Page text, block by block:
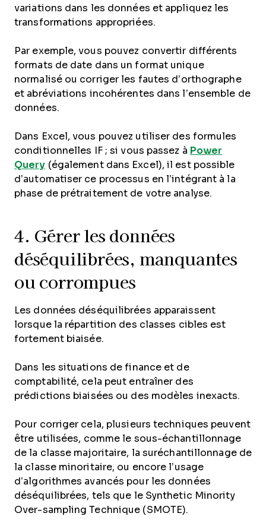
variations dans les données et appliquez les
transformations appropriées.
Par exemple, vous pouvez convertir différents
formats de date dans un format unique
normalisé ou corriger les fautes d’orthographe
et abréviations incohérentes dans l’ensemble de
données.
Dans Excel, vous pouvez utiliser des formules
conditionnelles IF ; si vous passez à Power
Query (également dans Excel), il est possible
d’automatiser ce processus en l’intégrant à la
phase de prétraitement de votre analyse.
4. Gérer les données
déséquilibrées, manquantes
ou corrompues
Les données déséquilibrées apparaissent
lorsque la répartition des classes cibles est
fortement biaisée.
Dans les situations de finance et de
comptabilité, cela peut entraîner des
prédictions biaisées ou des modèles inexacts.
Pour corriger cela, plusieurs techniques peuvent
être utilisées, comme le sous-échantillonnage
de la classe majoritaire, la suréchantillonnage de
la classe minoritaire, ou encore l’usage
d’algorithmes avancés pour les données
déséquilibrées, tels que le Synthetic Minority
Over-sampling Technique (SMOTE).